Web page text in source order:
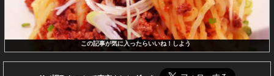
この記事が気に入ったらいいね！しよう